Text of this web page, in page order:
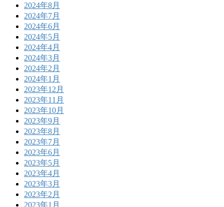
2024年8月
2024年7月
2024年6月
2024年5月
2024年4月
2024年3月
2024年2月
2024年1月
2023年12月
2023年11月
2023年10月
2023年9月
2023年8月
2023年7月
2023年6月
2023年5月
2023年4月
2023年3月
2023年2月
2023年1月